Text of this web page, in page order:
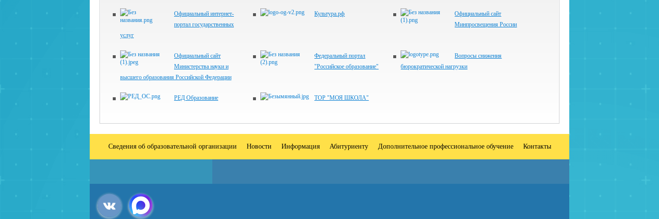
Официальный интернет-
портал государственных
услуг
Культура.рф
Официальный сайт
Минпросвещения России
Официальный сайт
Министерства науки и
высшего образования Российской Федерации
Федеральный портал
"Российское образование"
Вопросы снижения
бюрократической нагрузки
РЕД Образование ТОР "МОЯ ШКОЛА"
Сведения об образовательной организации Новости Информация Абитуриенту Дополнительное профессиональное обучение Контакты